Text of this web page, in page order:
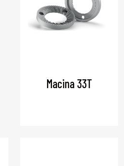
Macina 33T